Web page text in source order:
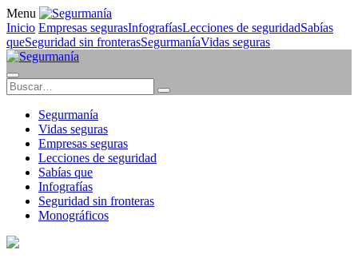
Menu
Inicio Empresas segurasInfografíasLecciones de seguridadSabías
queSeguridad sin fronterasSegurmaníaVidas seguras
Segurmanía
Vidas seguras
Empresas seguras
Lecciones de seguridad
Sabías que
Infografías
Seguridad sin fronteras
Monográficos